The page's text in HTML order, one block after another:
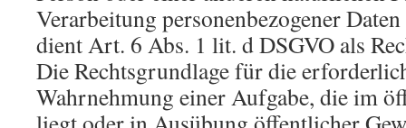
Verarbeitung personenbezogener
dient Art. 6 Abs. 1 lit. d DSGVO als
Die Rechtsgrundlage für die
Wahrnehmung einer Aufgabe, die im